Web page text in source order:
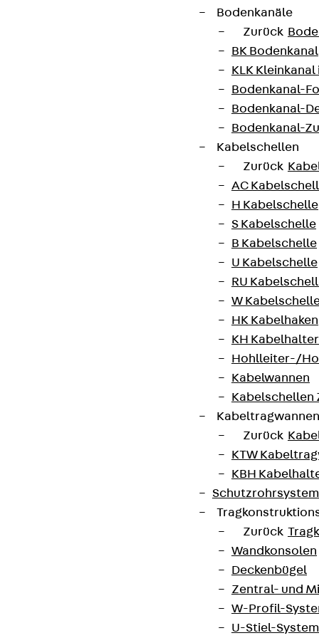
Bodenkanäle
Zurück
BK Bodenkanal
KLK
Bodenkanal-
Bodenkanal-
Bodenkanal-
Kabelschellen
Zurück
AC
H Kabelschelle
S Kabelschelle
B Kabelschelle
U Kabelschelle
RU
W
HK Kabelhaken
KH Kabelhalter
Hohlleiter-/
Kabelwannen
Kabelschellen
Zurück
KTW
KBH
Zurück
Wandkonsolen
Deckenbügel
Zentral- und
W-Profil-
U-Stiel-System
Partner von Anfang bis Zukunft.